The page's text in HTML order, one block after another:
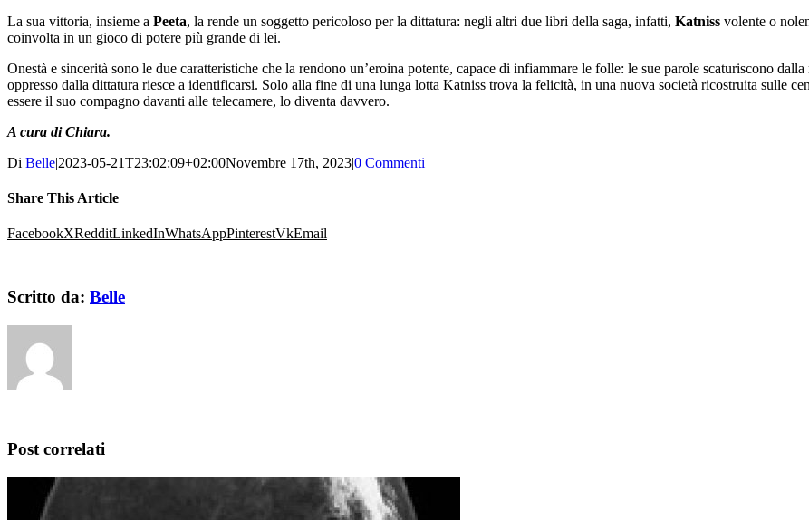
La sua vittoria, insieme a Peeta, la rende un soggetto pericoloso per la dittatura: negli altri due libri della saga, infatti, Katniss volente o
coinvolta in un gioco di potere più grande di lei.
Onestà e sincerità sono le due caratteristiche che la rendono un’eroina potente, capace di infiammare le folle: le sue parole scaturiscono
oppresso dalla dittatura riesce a identificarsi. Solo alla fine di una lunga lotta Katniss trova la felicità, in una nuova società ricostruita sulle
essere il suo compagno davanti alle telecamere, lo diventa davvero.
A cura di Chiara.
Di Belle|2023-05-21T23:02:09+02:00Novembre 17th, 2023|0 Commenti
Share This Article
FacebookXRedditLinkedInWhatsAppPinterestVkEmail
Scritto da: Belle
Post correlati